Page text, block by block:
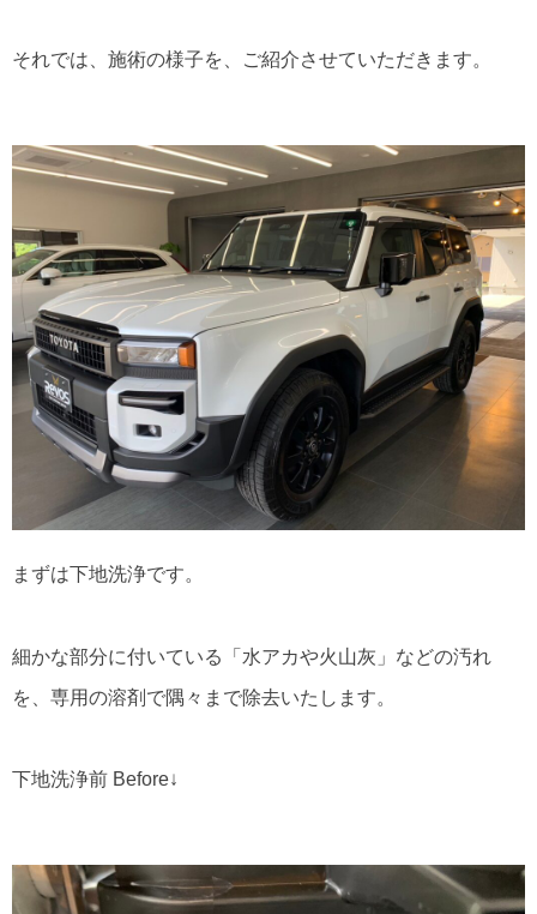
それでは、施術の様子を、ご紹介させていただきます。
まずは下地洗浄です。
細かな部分に付いている「水アカや火山灰」などの汚れ
を、専用の溶剤で隅々まで除去いたします。
下地洗浄前 Before↓